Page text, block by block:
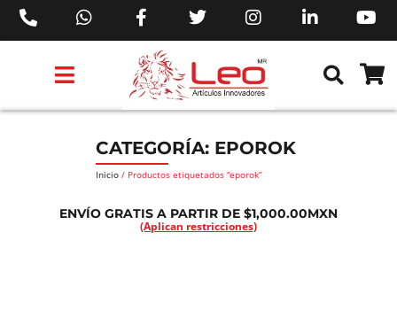
CATEGORÍA: EPOROK
Inicio / Productos etiquetados “eporok”
ENVÍO GRATIS A PARTIR DE $1,000.00MXN
(Aplican restricciones)